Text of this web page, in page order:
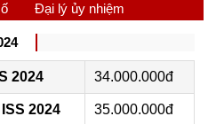
Đại lý ủy nhiệm
2024 34.000.000đ
2024 35.000.000đ